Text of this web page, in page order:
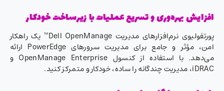
افزایش بهره‌وری و تسریع عملیات با زیرساخت خودکار
پورتفولیوی نرم‌افزارهای مدیریت Dell OpenManage™ یک راهکار
امن، مؤثر و جامع برای مدیریت سرورهای PowerEdge ارائه
می‌دهد. با استفاده از کنسول OpenManage Enterprise و
iDRAC، مدیریت چندگانه را ساده، خودکار و متمرکز کنید.